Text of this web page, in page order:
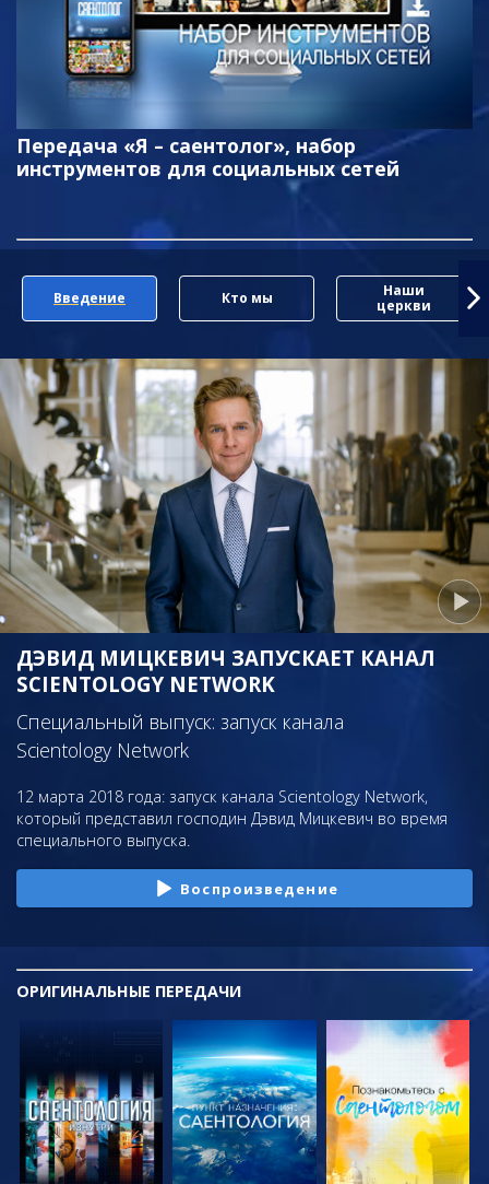
Передача «Я – саентолог», набор
инструментов для социальных сетей
Введение Кто мы
Наши
церкви
ДЭВИД МИЦКЕВИЧ ЗАПУСКАЕТ КАНАЛ
SCIENTOLOGY NETWORK
Специальный выпуск: запуск канала
Scientology Network
12 марта 2018 года: запуск канала Scientology Network,
который представил господин Дэвид Мицкевич во время
специального выпуска.
Воспроизведение
ОРИГИНАЛЬНЫЕ ПЕРЕДАЧИ